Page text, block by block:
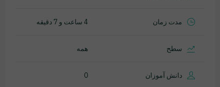
مدت زمان 4 ساعت و 7 دقیقه
سطح همه
دانش آموزان 0